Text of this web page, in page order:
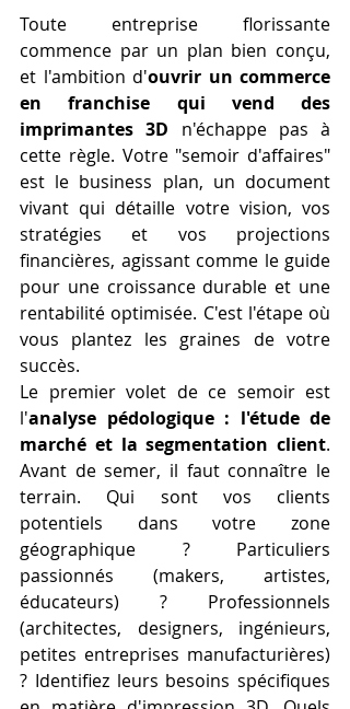
Toute entreprise florissante
commence par un plan bien conçu,
et l'ambition d'ouvrir un commerce
en franchise qui vend des
imprimantes 3D n'échappe pas à
cette règle. Votre "semoir d'affaires"
est le business plan, un document
vivant qui détaille votre vision, vos
stratégies et vos projections
financières, agissant comme le guide
pour une croissance durable et une
rentabilité optimisée. C'est l'étape où
vous plantez les graines de votre
succès.
Le premier volet de ce semoir est
l'analyse pédologique : l'étude de
marché et la segmentation client.
Avant de semer, il faut connaître le
terrain. Qui sont vos clients
potentiels dans votre zone
géographique ? Particuliers
passionnés (makers, artistes,
éducateurs) ? Professionnels
(architectes, designers, ingénieurs,
petites entreprises manufacturières)
? Identifiez leurs besoins spécifiques